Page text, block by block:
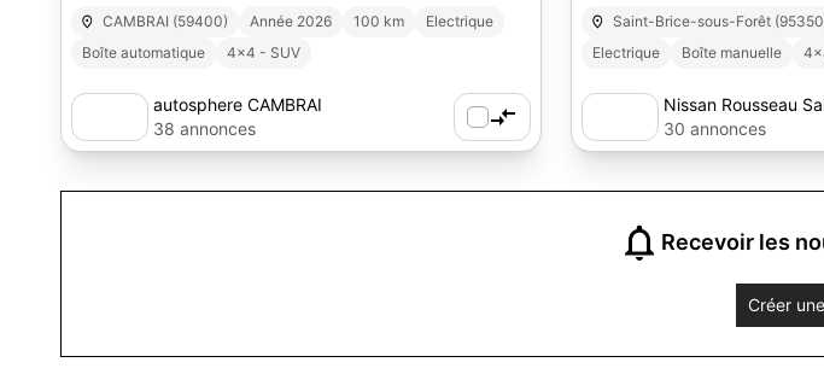
CAMBRAI (59400) Année 2026 100 km
Electrique
Boîte automatique
4x4 - SUV
autosphere CAMBRAI
38 annonces
Saint-Brice-sous-Forêt
Electrique
Boîte manuelle
Nissan Rousseau
Forêt
30 annonces
Recevoir les
Créer